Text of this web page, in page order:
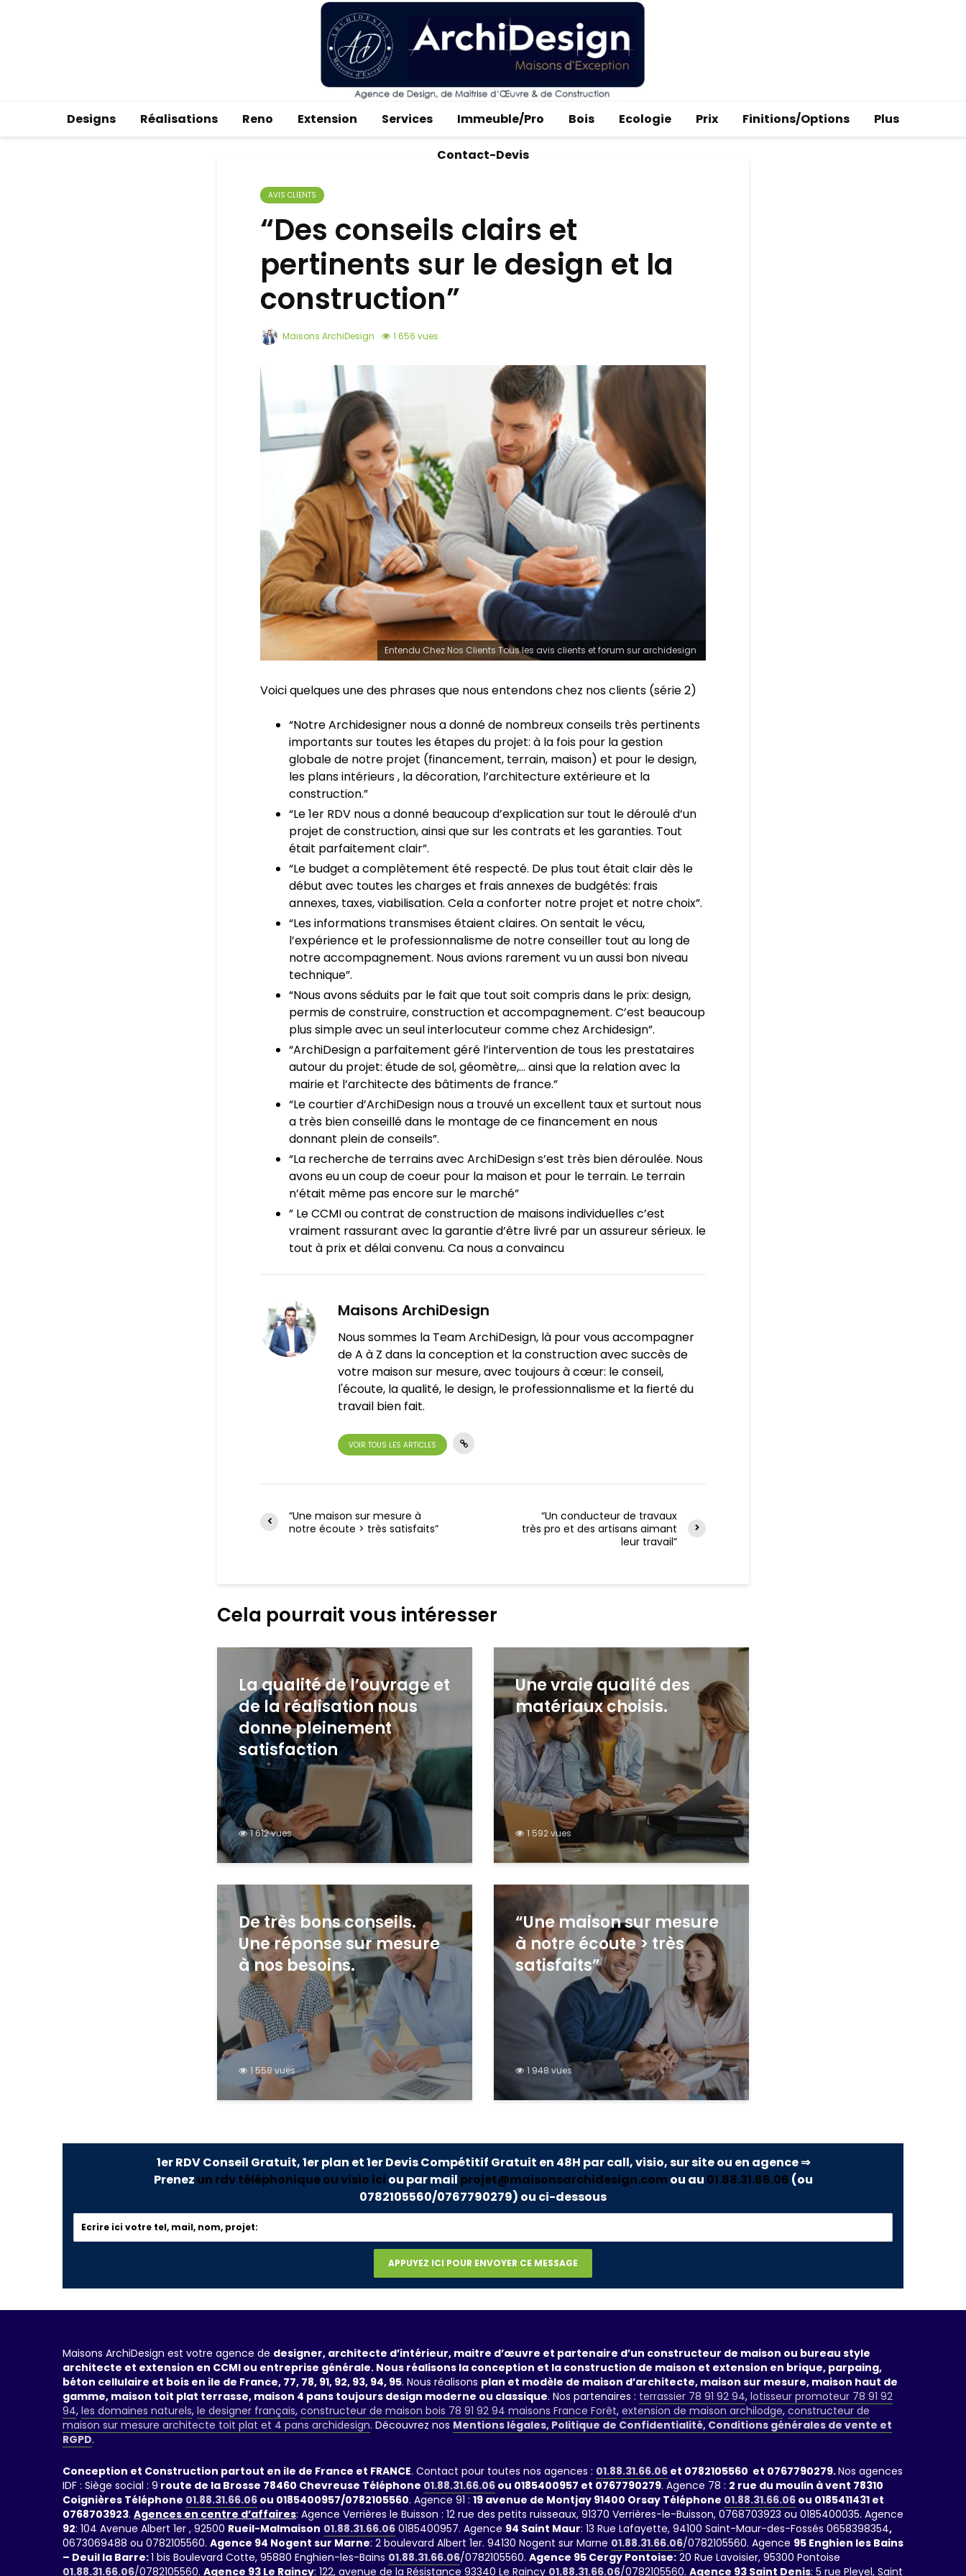
Designs Réalisations Reno Extension Services Immeuble/Pro Bois Ecologie Prix Finitions/Options Plus
Contact-Devis
AVIS CLIENTS
“Des conseils clairs et
pertinents sur le design et la
construction”
Maisons ArchiDesign 1 656 vues
Entendu Chez Nos Clients Tous les avis clients et forum sur archidesign
Voici quelques une des phrases que nous entendons chez nos clients (série 2)
“Notre Archidesigner nous a donné de nombreux conseils très pertinents
importants sur toutes les étapes du projet: à la fois pour la gestion
globale de notre projet (financement, terrain, maison) et pour le design,
les plans intérieurs , la décoration, l’architecture extérieure et la
construction.”
“Le 1er RDV nous a donné beaucoup d’explication sur tout le déroulé d’un
projet de construction, ainsi que sur les contrats et les garanties. Tout
était parfaitement clair”.
“Le budget a complètement été respecté. De plus tout était clair dès le
début avec toutes les charges et frais annexes de budgétés: frais
annexes, taxes, viabilisation. Cela a conforter notre projet et notre choix”.
“Les informations transmises étaient claires. On sentait le vécu,
l’expérience et le professionnalisme de notre conseiller tout au long de
notre accompagnement. Nous avions rarement vu un aussi bon niveau
technique”.
“Nous avons séduits par le fait que tout soit compris dans le prix: design,
permis de construire, construction et accompagnement. C’est beaucoup
plus simple avec un seul interlocuteur comme chez Archidesign”.
“ArchiDesign a parfaitement géré l’intervention de tous les prestataires
autour du projet: étude de sol, géomètre,… ainsi que la relation avec la
mairie et l’architecte des bâtiments de france.”
“Le courtier d’ArchiDesign nous a trouvé un excellent taux et surtout nous
a très bien conseillé dans le montage de ce financement en nous
donnant plein de conseils”.
“La recherche de terrains avec ArchiDesign s’est très bien déroulée. Nous
avons eu un coup de coeur pour la maison et pour le terrain. Le terrain
n’était même pas encore sur le marché”
” Le CCMI ou contrat de construction de maisons individuelles c’est
vraiment rassurant avec la garantie d’être livré par un assureur sérieux. le
tout à prix et délai convenu. Ca nous a convaincu
Maisons ArchiDesign
Nous sommes la Team ArchiDesign, là pour vous accompagner
de A à Z dans la conception et la construction avec succès de
votre maison sur mesure, avec toujours à cœur: le conseil,
l'écoute, la qualité, le design, le professionnalisme et la fierté du
travail bien fait.
VOIR TOUS LES ARTICLES
“Une maison sur mesure à
notre écoute > très satisfaits”
“Un conducteur de travaux
très pro et des artisans aimant
leur travail”
Cela pourrait vous intéresser
La qualité de l’ouvrage et
de la réalisation nous
donne pleinement
satisfaction
1 612 vues
Une vraie qualité des
matériaux choisis.
1 592 vues
De très bons conseils.
Une réponse sur mesure
à nos besoins.
1 558 vues
“Une maison sur mesure
à notre écoute > très
satisfaits”
1 948 vues
1er RDV Conseil Gratuit, 1er plan et 1er Devis Compétitif Gratuit en 48H par call, visio, sur site ou en agence ⇒
Prenez un rdv téléphonique ou visio ici ou par mail projet@maisonsarchidesign.com ou au 01.88.31.66.06 (ou
0782105560/0767790279) ou ci-dessous
Maisons ArchiDesign est votre agence de designer, architecte d’intérieur, maitre d’œuvre et partenaire d’un constructeur de maison ou bureau style
architecte et extension en CCMI ou entreprise générale. Nous réalisons la conception et la construction de maison et extension en brique, parpaing,
béton cellulaire et bois en ile de France, 77, 78, 91, 92, 93, 94, 95. Nous réalisons plan et modèle de maison d’architecte, maison sur mesure, maison haut de
gamme, maison toit plat terrasse, maison 4 pans toujours design moderne ou classique. Nos partenaires : terrassier 78 91 92 94, lotisseur promoteur 78 91 92
94, les domaines naturels, le designer français, constructeur de maison bois 78 91 92 94 maisons France Forêt, extension de maison archilodge, constructeur de
maison sur mesure architecte toit plat et 4 pans archidesign. Découvrez nos Mentions légales, Politique de Confidentialité, Conditions générales de vente et
RGPD.
Conception et Construction partout en ile de France et FRANCE. Contact pour toutes nos agences : 01.88.31.66.06 et 0782105560 et 0767790279.Nos agences
IDF : Siège social : 9 route de la Brosse 78460 Chevreuse Téléphone 01.88.31.66.06 ou 0185400957 et 0767790279. Agence 78 : 2 rue du moulin à vent 78310
Coignières Téléphone 01.88.31.66.06 ou 0185400957/0782105560. Agence 91 : 19 avenue de Montjay 91400 Orsay Téléphone 01.88.31.66.06 ou 0185411431 et
0768703923. Agences en centre d’affaires: Agence Verrières le Buisson : 12 rue des petits ruisseaux, 91370 Verrières-le-Buisson, 0768703923 ou 0185400035. Agence
92: 104 Avenue Albert 1er , 92500 Rueil-Malmaison 01.88.31.66.06 0185400957. Agence 94 Saint Maur: 13 Rue Lafayette, 94100 Saint-Maur-des-Fossés 0658398354,
0673069488 ou 0782105560. Agence 94 Nogent sur Marne: 2 boulevard Albert 1er. 94130 Nogent sur Marne 01.88.31.66.06/0782105560. Agence 95 Enghien les Bains
– Deuil la Barre:1 bis Boulevard Cotte, 95880 Enghien-les-Bains 01.88.31.66.06/0782105560. Agence 95 Cergy Pontoise: 20 Rue Lavoisier, 95300 Pontoise
01.88.31.66.06/0782105560. Agence 93 Le Raincy: 122, avenue de la Résistance 93340 Le Raincy 01.88.31.66.06/0782105560. Agence 93 Saint Denis: 5 rue Pleyel, Saint